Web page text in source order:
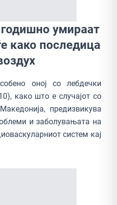
умираат
како последица
оној со лебдечки
како што е случајот со
предизвикува
и заболувањата на
систем кај